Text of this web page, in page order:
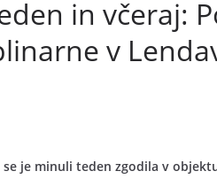
in včeraj:
v
je minuli teden zgodila v